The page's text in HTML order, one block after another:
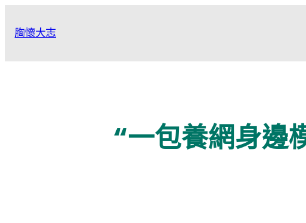
胸懷大志
“一包養網身邊